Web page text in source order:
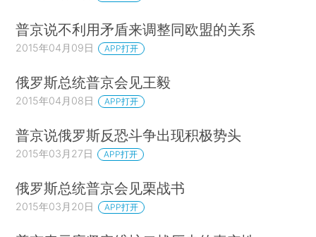
普京说不利用矛盾来调整同欧盟的关系
2015年04月09日 APP打开
俄罗斯总统普京会见王毅
2015年04月08日 APP打开
普京说俄罗斯反恐斗争出现积极势头
2015年03月27日 APP打开
俄罗斯总统普京会见栗战书
2015年03月20日 APP打开